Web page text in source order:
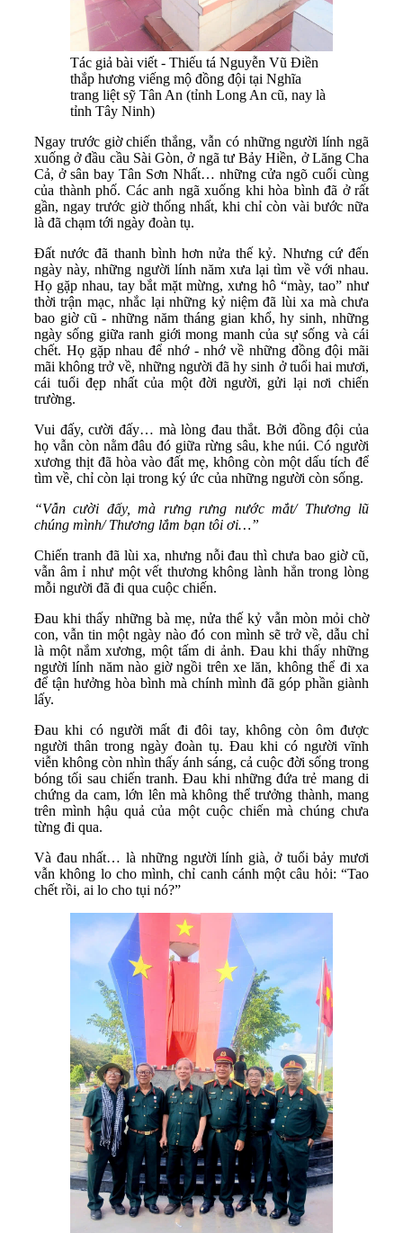
Tác giả bài viết - Thiếu tá Nguyễn Vũ Điền
thắp hương viếng mộ đồng đội tại Nghĩa
trang liệt sỹ Tân An (tỉnh Long An cũ, nay là
tỉnh Tây Ninh)
Ngay trước giờ chiến thắng, vẫn có những người lính ngã
xuống ở đầu cầu Sài Gòn, ở ngã tư Bảy Hiền, ở Lăng Cha
Cả, ở sân bay Tân Sơn Nhất… những cửa ngõ cuối cùng
của thành phố. Các anh ngã xuống khi hòa bình đã ở rất
gần, ngay trước giờ thống nhất, khi chỉ còn vài bước nữa
là đã chạm tới ngày đoàn tụ.
Đất nước đã thanh bình hơn nửa thế kỷ. Nhưng cứ đến
ngày này, những người lính năm xưa lại tìm về với nhau.
Họ gặp nhau, tay bắt mặt mừng, xưng hô “mày, tao” như
thời trận mạc, nhắc lại những kỷ niệm đã lùi xa mà chưa
bao giờ cũ - những năm tháng gian khổ, hy sinh, những
ngày sống giữa ranh giới mong manh của sự sống và cái
chết. Họ gặp nhau để nhớ - nhớ về những đồng đội mãi
mãi không trở về, những người đã hy sinh ở tuổi hai mươi,
cái tuổi đẹp nhất của một đời người, gửi lại nơi chiến
trường.
Vui đấy, cười đấy… mà lòng đau thắt. Bởi đồng đội của
họ vẫn còn nằm đâu đó giữa rừng sâu, khe núi. Có người
xương thịt đã hòa vào đất mẹ, không còn một dấu tích để
tìm về, chỉ còn lại trong ký ức của những người còn sống.
“Vẫn cười đấy, mà rưng rưng nước mắt/ Thương lũ
chúng mình/Thương lắm bạn tôi ơi…”
Chiến tranh đã lùi xa, nhưng nỗi đau thì chưa bao giờ cũ,
vẫn âm ỉ như một vết thương không lành hẳn trong lòng
mỗi người đã đi qua cuộc chiến.
Đau khi thấy những bà mẹ, nửa thế kỷ vẫn mòn mỏi chờ
con, vẫn tin một ngày nào đó con mình sẽ trở về, dẫu chỉ
là một nắm xương, một tấm di ảnh. Đau khi thấy những
người lính năm nào giờ ngồi trên xe lăn, không thể đi xa
để tận hưởng hòa bình mà chính mình đã góp phần giành
lấy.
Đau khi có người mất đi đôi tay, không còn ôm được
người thân trong ngày đoàn tụ. Đau khi có người vĩnh
viễn không còn nhìn thấy ánh sáng, cả cuộc đời sống trong
bóng tối sau chiến tranh. Đau khi những đứa trẻ mang di
chứng da cam, lớn lên mà không thể trưởng thành, mang
trên mình hậu quả của một cuộc chiến mà chúng chưa
từng đi qua.
Và đau nhất… là những người lính già, ở tuổi bảy mươi
vẫn không lo cho mình, chỉ canh cánh một câu hỏi: “Tao
chết rồi, ai lo cho tụi nó?”